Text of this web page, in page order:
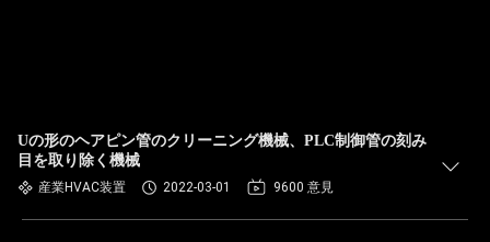
Uの形のヘアピン管のクリーニング機械、PLC制御管の刻み
目を取り除く機械
産業HVAC装置 2022-03-01 9600 意見